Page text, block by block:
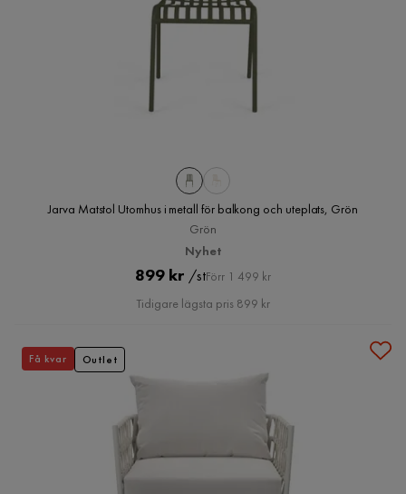
Jarva Matstol Utomhus i metall för balkong och uteplats, Grön
Grön
Nyhet
Pris
899 kr /stOriginal
Pris
Förr 1 499 kr
Tidigare lägsta pris 899 kr
Få kvar Outlet